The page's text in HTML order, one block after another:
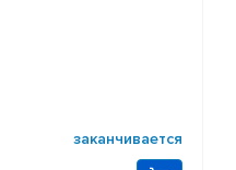
заканчивается